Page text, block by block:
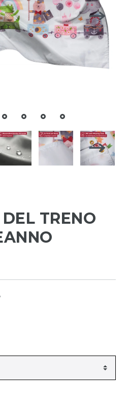
TRENO